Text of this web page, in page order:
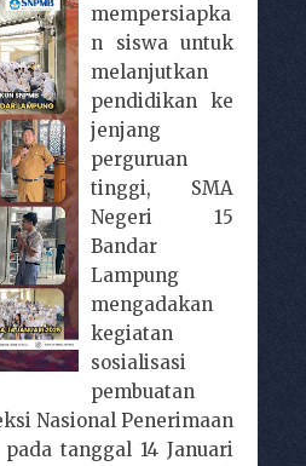
mempersiapka
n siswa untuk
melanjutkan
pendidikan ke
jenjang
perguruan
tinggi, SMA
Negeri 15
Bandar
Lampung
mengadakan
kegiatan
sosialisasi
pembuatan
Nasional Penerimaan
tanggal 14 Januari